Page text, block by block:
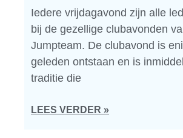
Iedere vrijdagavond zijn alle
bij de gezellige clubavonden
Jumpteam. De clubavond is
geleden ontstaan en is
traditie die
LEES VERDER »